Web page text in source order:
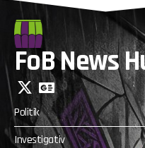
FoB News
Politik
Investigativ